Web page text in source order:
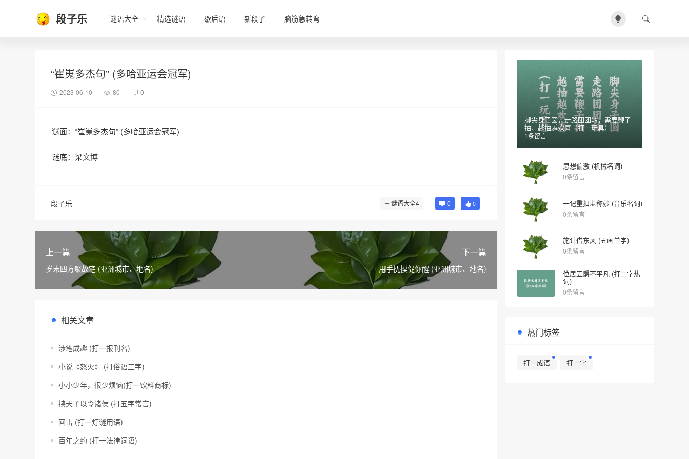
段子乐 谜语大全 精选谜语 歇后语 新段子 脑筋急转弯
“崔嵬多杰句” (多哈亚运会冠军)
2023-06-10 80 0
谜面：“崔嵬多杰句” (多哈亚运会冠军)
谜底：梁文博
段子乐 谜语大全4 0 0
上一篇
岁末四方聚故宅 (亚洲城市、地名)
下一篇
用手抚摸促你醒 (亚洲城市、地名)
相关文章
涉笔成趣 (打一报刊名)
小说《怒火》 (打俗语三字)
小小少年，很少烦恼(打一饮料商标)
挟天子以令诸侯 (打五字常言)
回击 (打一灯谜用语)
百年之约 (打一法律词语)
脚尖身子圆，走路团团转，需要鞭子
抽，越抽越欢喜（打一玩具）
1条留言
思想偏激 (机械名词)
0条留言
一记重扣堪称妙 (音乐名词)
0条留言
施计借东风 (五画单字)
0条留言
位居五爵不平凡 (打二字热
词)
0条留言
热门标签
打一成语 打一字